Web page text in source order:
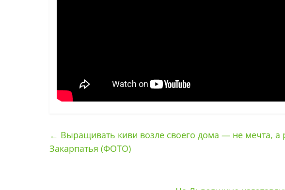
← Выращивать киви возле своего дома — не мечта,
Закарпатья (ФОТО)